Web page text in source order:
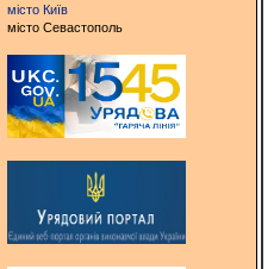
місто Київ
місто Севастополь